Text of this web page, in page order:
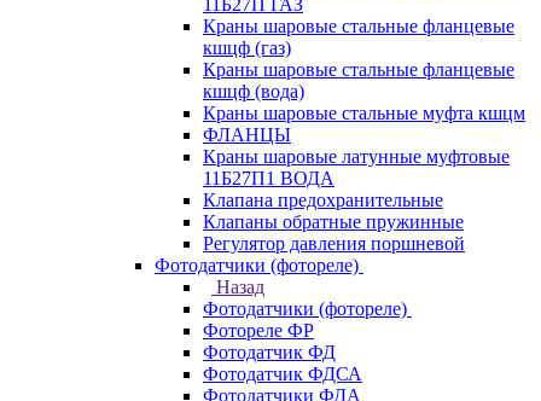
11Б27П ГАЗ
Краны шаровые стальные фланцевые
кшцф (газ)
Краны шаровые стальные фланцевые
кшцф (вода)
Краны шаровые стальные муфта кшцм
ФЛАНЦЫ
Краны шаровые латунные муфтовые
11Б27П1 ВОДА
Клапана предохранительные
Клапаны обратные пружинные
Регулятор давления поршневой
Фотодатчики (фотореле)
Назад
Фотодатчики (фотореле)
Фотореле ФР
Фотодатчик ФД
Фотодатчик ФДСА
Фотодатчики ФДА